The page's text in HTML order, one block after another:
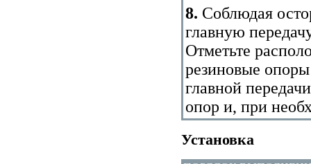
8. Соблюдая
главную
Отметьте
резиновые
главной
опор и, при
Установка